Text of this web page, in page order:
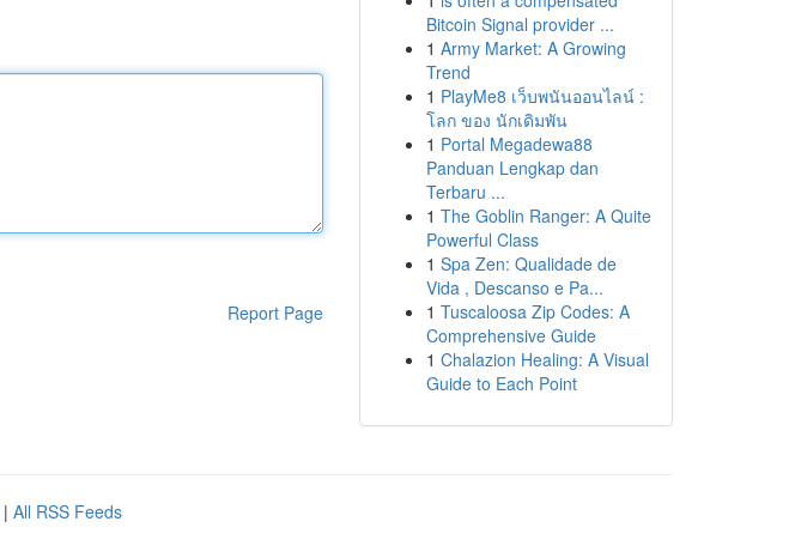
Report Page
Bitcoin Signal provider ...
1 Army Market: A Growing
Trend
1 PlayMe8 เว็บพนันออนไลน์ :
โลก ของ นักเดิมพัน
1 Portal Megadewa88
Panduan Lengkap dan
Terbaru ...
1 The Goblin Ranger: A Quite
Powerful Class
1 Spa Zen: Qualidade de
Vida , Descanso e Pa...
1 Tuscaloosa Zip Codes: A
Comprehensive Guide
1 Chalazion Healing: A Visual
Guide to Each Point
| All RSS Feeds